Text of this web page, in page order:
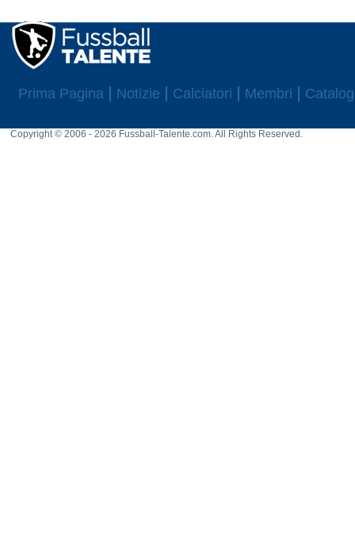
Prima Pagina Notizie Calciatori Membri
Copyright © 2006 - 2026 Fussball-Talente.com. All Rights Reserved.